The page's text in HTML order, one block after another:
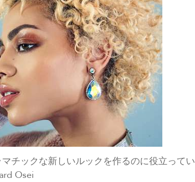
チックな新しいルックを作るのに役立ってい
Osei